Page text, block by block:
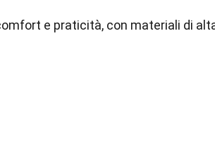
e praticità, con materiali di